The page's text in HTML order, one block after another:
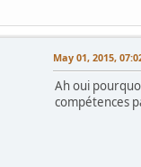
May 01, 2015,
Ah oui
compétences